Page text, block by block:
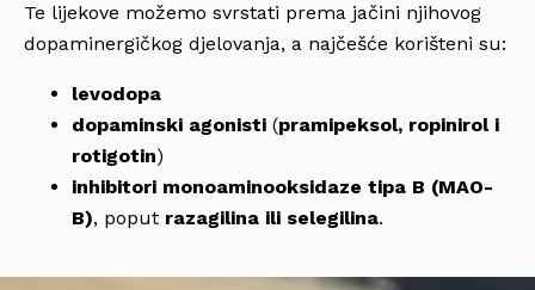
Te lijekove možemo svrstati prema jačini njihovog
dopaminergičkog djelovanja, a najčešće korišteni su:
levodopa
dopaminski agonisti (pramipeksol, ropinirol i
rotigotin)
inhibitori monoaminooksidaze tipa B (MAO-
B), poput razagilina ili selegilina.